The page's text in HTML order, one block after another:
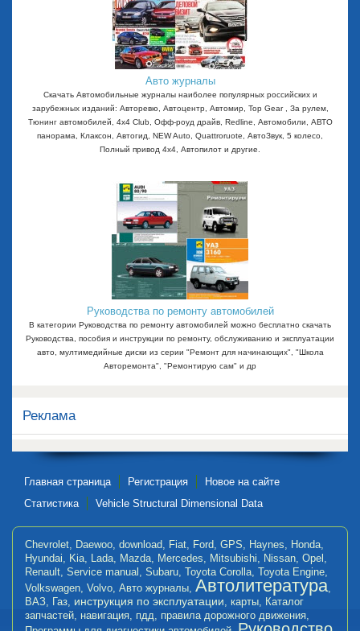
Авто журналы
Скачать Автомобильные журналы наиболее популярных российских и
зарубежных изданий: Авторевю, Автоцентр, Автомир, Top Gear , За рулем,
Тюнинг автомобилей, 4x4 Club, Офф-роуд драйв, Redline, Автомобили, АВТО
панорама, Клаксон, Автогид, NEW Auto, Quattroruote, АвтоЗвук, 5 колесо,
Полный привод 4х4, Автопилот и другие.
Руководства по ремонту автомобилей
В категории Руководства по ремонту автомобилей можно бесплатно скачать
Руководства, пособия и инструкции по ремонту, обслуживанию и эксплуатации
авто, мултимедийные диски из серии "Ремонт для начинающих", "Школа
Авторемонта", "Ремонтирую сам" и др
Реклама
Главная страница Регистрация
Новое на сайте
Статистика
Vehicle Structural Dimensional Data
Chevrolet, Daewoo, download, Fiat, Ford, GPS, Haynes, Honda,
Hyundai, Kia, Lada, Mazda, Mercedes, Mitsubishi, Nissan, Opel ,
Renault, Service manual , Subaru, Toyota Corolla, Toyota Engine,
Volkswagen, Volvo, Авто журналы, Автолитература,
ВАЗ, Газ, инструкция по эксплуатации, карты, Каталог
запчастей, навигация, пдд, правила дорожного движения,